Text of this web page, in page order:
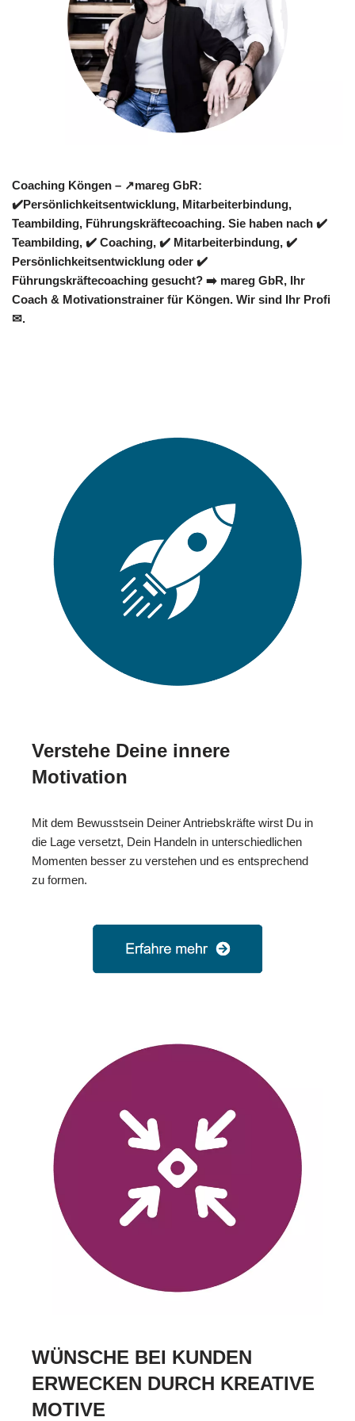
Coaching Köngen – ↗️mareg GbR:
✔️Persönlichkeitsentwicklung, Mitarbeiterbindung,
Teambilding, Führungskräftecoaching. Sie haben nach ✔️
Teambilding, ✔️ Coaching, ✔️ Mitarbeiterbindung, ✔️
Persönlichkeitsentwicklung oder ✔️
Führungskräftecoaching gesucht? ➡️ mareg GbR, Ihr
Coach & Motivationstrainer für Köngen. Wir sind Ihr Profi
✉.
Verstehe Deine innere
Motivation
Mit dem Bewusstsein Deiner Antriebskräfte wirst Du in
die Lage versetzt, Dein Handeln in unterschiedlichen
Momenten besser zu verstehen und es entsprechend
zu formen.
WÜNSCHE BEI KUNDEN
ERWECKEN DURCH KREATIVE
MOTIVE